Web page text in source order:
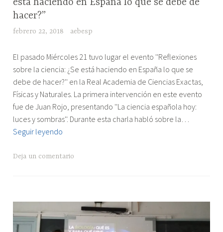
EVENTOS
hacer?”
febrero 22, 2018 aebesp
"Evento
”Reflexiones
sobre
la
ciencia:
¿Se
está
en
debe
El pasado Miércoles 21 tuvo lugar el evento ''Reflexiones
sobre la ciencia: ¿Se está haciendo en España lo que se
debe de hacer?'' en la Real Academia de Ciencias Exactas,
Físicas y Naturales. La primera intervención en este evento
fue de Juan Rojo, presentando ''La ciencia española hoy:
luces y sombras''. Durante esta charla habló sobre la…
Seguir leyendo
sobre
haciendo
Deja un comentario